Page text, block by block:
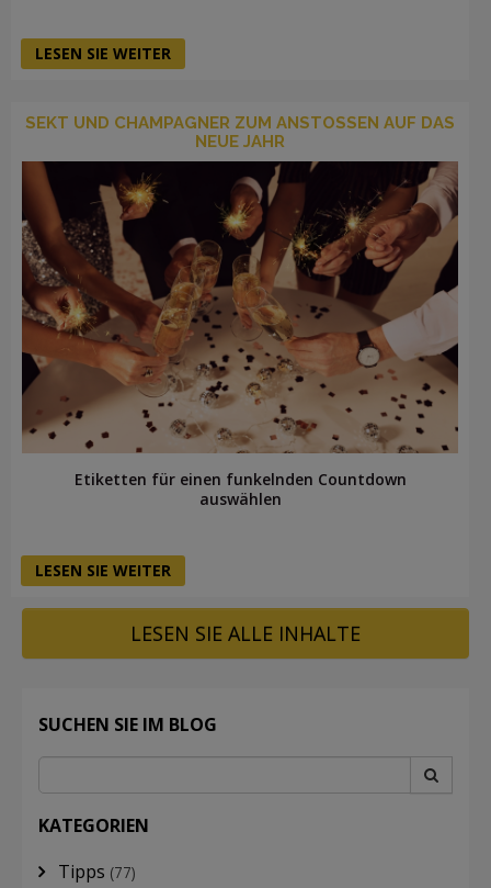
LESEN SIE WEITER
SEKT UND CHAMPAGNER ZUM ANSTOSSEN AUF DAS N
EUE JAHR
Etiketten für einen funkelnden Countdown
auswählen
LESEN SIE WEITER
LESEN SIE ALLE INHALTE
SUCHEN SIE IM BLOG
KATEGORIEN
Tipps (77)